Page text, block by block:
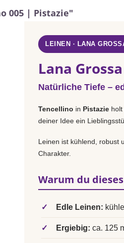
005 | Pistazie"
LEINEN · LANA
Lana
Natürliche Tiefe –
Tencellino in Pistazie
deiner Idee ein
Leinen ist kühlend, robust
Charakter.
Warum du
✓ Edle Leinen:
✓ Ergiebig: ca. 125